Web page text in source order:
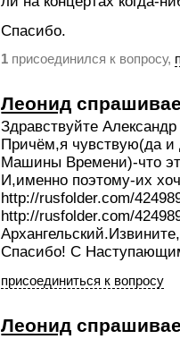
Спасибо.
1 присоединился к вопросу,
Леонид
Здравствуйте
Причём,я чувствую(да и
Машины Времени)-что
И,именно поэтому-их
http://rusfolder.com/
http://rusfolder.com/
Спасибо! С
присоединиться к вопросу
Леонид